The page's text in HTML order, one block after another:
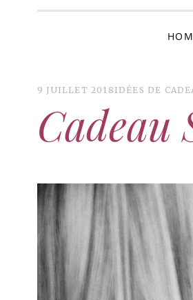
9 JUILLET 2018 IDÉES DE
Cadeau